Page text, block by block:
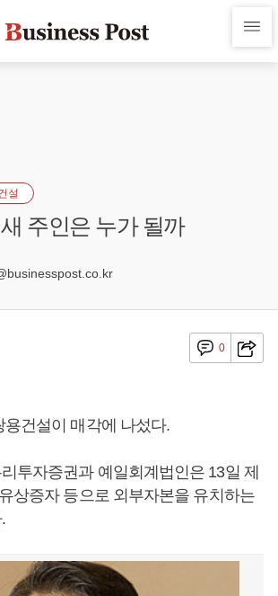
설
주인은 누가 될까
0
용건설이 매각에 나섰다.
투자증권과 예일회계법인은 13일 제
상증자 등으로 외부자본을 유치하는